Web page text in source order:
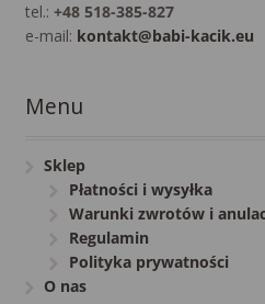
tel.: +48 518-385-827
e-mail: kontakt@babi-kacik.eu
Menu
Sklep
Płatności i wysyłka
Warunki zwrotów i
Regulamin
Polityka prywatności
O nas